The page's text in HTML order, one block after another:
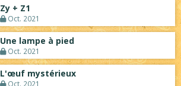
Zy + Z1
Oct. 2021
Une lampe à pied
Oct. 2021
L'œuf mystérieux
Oct. 2021